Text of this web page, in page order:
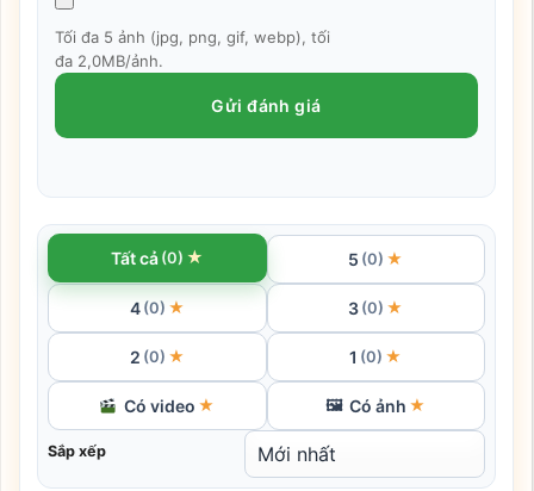
Tối đa 5 ảnh (jpg, png, gif, webp), tối
đa 2,0MB/ảnh.
Gửi đánh giá
Tất cả (0) ★ 5 (0) ★
4 (0) ★ 3 (0) ★
2 (0) ★ 1 (0) ★
Có video ★ 🖼 Có ảnh ★
Sắp xếp